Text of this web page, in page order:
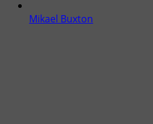
Mikael Buxton